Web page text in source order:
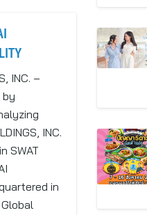
INC. –
by
INC.
SWAT
in